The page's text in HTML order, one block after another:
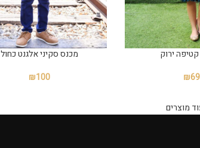
ירוק
₪69
מכנס סקיני אלגנט כחול
₪100
מוצרים